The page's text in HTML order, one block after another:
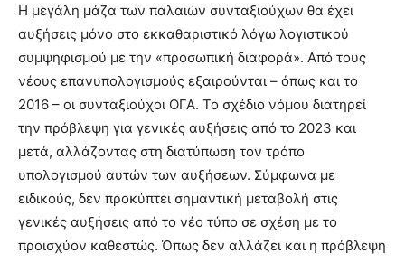
Η μεγάλη μάζα των παλαιών συνταξιούχων θα έχει
αυξήσεις μόνο στο εκκαθαριστικό λόγω λογιστικού
συμψηφισμού με την «προσωπική διαφορά». Από τους
νέους επανυπολογισμούς εξαιρούνται – όπως και το
2016 – οι συνταξιούχοι ΟΓΑ. Το σχέδιο νόμου διατηρεί
την πρόβλεψη για γενικές αυξήσεις από το 2023 και
μετά, αλλάζοντας στη διατύπωση τον τρόπο
υπολογισμού αυτών των αυξήσεων. Σύμφωνα με
ειδικούς, δεν προκύπτει σημαντική μεταβολή στις
γενικές αυξήσεις από το νέο τύπο σε σχέση με το
προισχύον καθεστώς. Όπως δεν αλλάζει και η πρόβλεψη